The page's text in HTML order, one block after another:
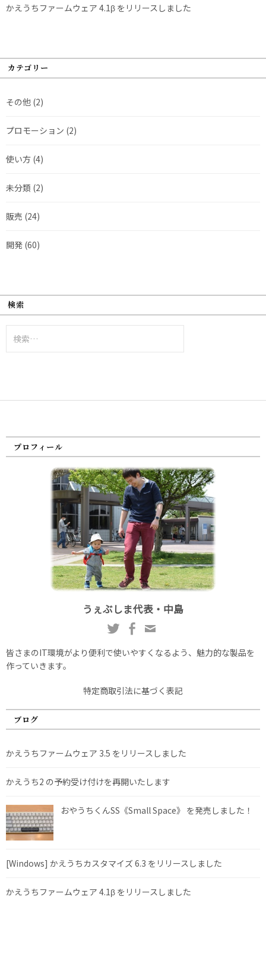
かえうちファームウェア 4.1β をリリースしました
カテゴリー
その他 (2)
プロモーション (2)
使い方 (4)
未分類 (2)
販売 (24)
開発 (60)
検索
索:
プロフィール
うぇぶしま代表・中島
皆さまのIT環境がより便利で使いやすくなるよう、魅力的な製品を
作っていきます。
特定商取引法に基づく表記
ブログ
かえうちファームウェア 3.5 をリリースしました
かえうち2 の予約受け付けを再開いたします
おやうちくんSS《Small Space》 を発売しました！
[Windows] かえうちカスタマイズ 6.3 をリリースしました
かえうちファームウェア 4.1β をリリースしました